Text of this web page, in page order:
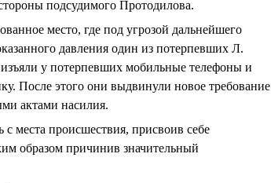
подсудимого Протодилова.
место, где под угрозой дальнейшего
давления один из потерпевших Л.
у потерпевших мобильные телефоны и
После этого они выдвинули новое требование
актами насилия.
места происшествия, присвоив себе
образом причинив значительный